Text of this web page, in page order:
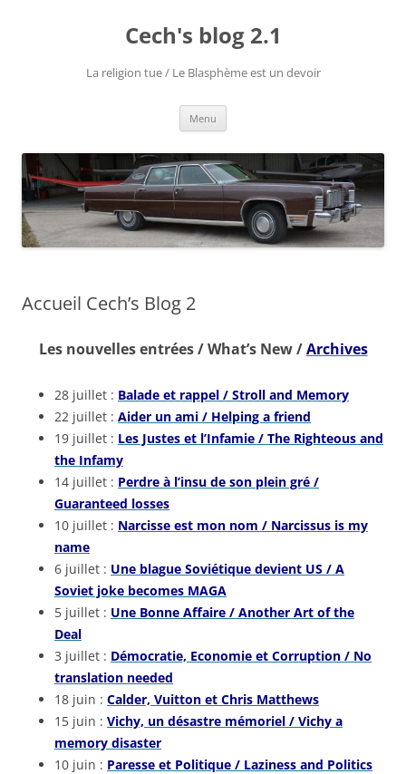
Cech's blog 2.1
La religion tue / Le Blasphème est un devoir
Menu
Accueil Cech’s Blog 2
Les nouvelles entrées / What’s New /Archives
28 juillet : Balade et rappel / Stroll and Memory
22 juillet : Aider un ami / Helping a friend
19 juillet : Les Justes et l’Infamie / The Righteous and
the Infamy
14 juillet : Perdre à l’insu de son plein gré /
Guaranteed losses
10 juillet : Narcisse est mon nom / Narcissus is my
name
6 juillet : Une blague Soviétique devient US / A
Soviet joke becomes MAGA
5 juillet : Une Bonne Affaire / Another Art of the
Deal
3 juillet : Démocratie, Economie et Corruption / No
translation needed
18 juin : Calder, Vuitton et Chris Matthews
15 juin : Vichy, un désastre mémoriel / Vichy a
memory disaster
10 juin : Paresse et Politique / Laziness and Politics